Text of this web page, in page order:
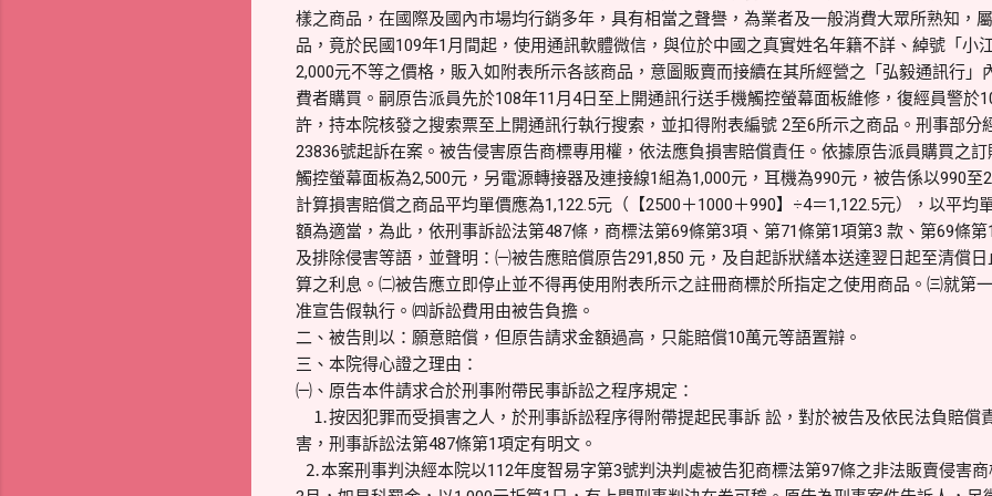
樣之商品，在國際及國內市場均行銷多年，具有相當之聲譽，為業者及一般消費大眾所熟知，
品，竟於民國109年1月間起，使用通訊軟體微信，與位於中國之真實姓名年籍不詳、綽號「小
2,000元不等之價格，販入如附表所示各該商品，意圖販賣而接續在其所經營之「弘毅通訊行」
費者購買。嗣原告派員先於108年11月4日至上開通訊行送手機觸控螢幕面板維修，復經員警於
許，持本院核發之搜索票至上開通訊行執行搜索，並扣得附表編號 2至6所示之商品。刑事部分
23836號起訴在案。被告侵害原告商標專用權，依法應負損害賠償責任。依據原告派員購買之
觸控螢幕面板為2,500元，另電源轉接器及連接線1組為1,000元，耳機為990元，被告係以990至
計算損害賠償之商品平均單價應為1,122.5元（【2500＋1000＋990】÷4＝1,122.5元），以平均
額為適當，為此，依刑事訴訟法第487條，商標法第69條第3項、第71條第1項第3 款、第69條
及排除侵害等語，並聲明：㈠被告應賠償原告291,850 元，及自起訴狀繕本送達翌日起至清償
算之利息。㈡被告應立即停止並不得再使用附表所示之註冊商標於所指定之使用商品。㈢就第
准宣告假執行。㈣訴訟費用由被告負擔。
二、被告則以：願意賠償，但原告請求金額過高，只能賠償10萬元等語置辯。
三、本院得心證之理由：
㈠、原告本件請求合於刑事附帶民事訴訟之程序規定：
⒈按因犯罪而受損害之人，於刑事訴訟程序得附帶提起民事訴 訟，對於被告及依民法負賠償
害，刑事訴訟法第487條第1項定有明文。
⒉本案刑事判決經本院以112年度智易字第3號判決判處被告犯商標法第97條之非法販賣侵害